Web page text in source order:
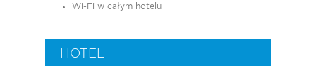
Wi-Fi w całym hotelu
HOTEL